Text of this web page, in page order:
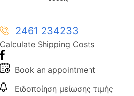
2461 234233
Calculate Shipping Costs
Book an appointment
Ειδοποίηση μείωσης τιμής